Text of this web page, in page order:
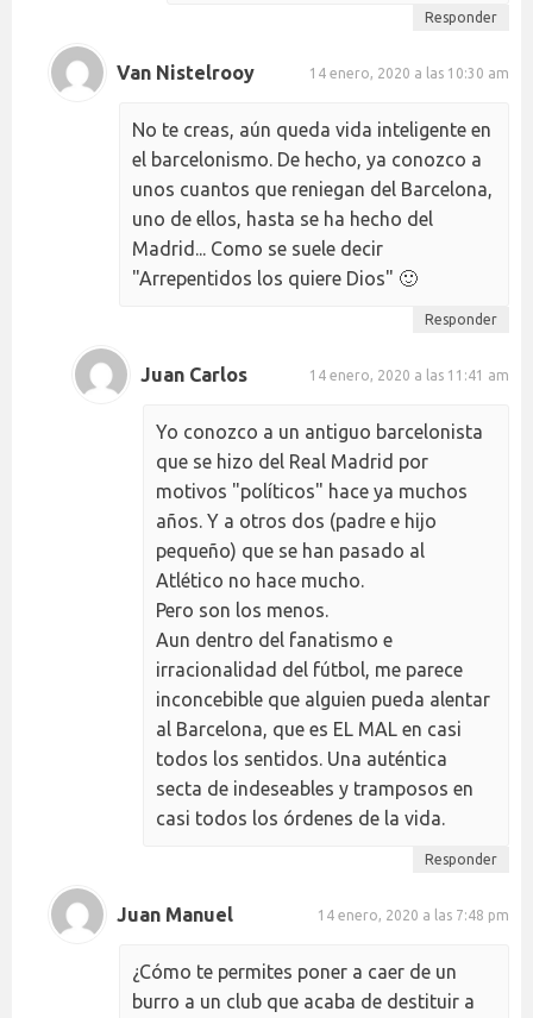
Responder
Van Nistelrooy 14 enero, 2020 a las 10:30 am
No te creas, aún queda vida inteligente en
el barcelonismo. De hecho, ya conozco a
unos cuantos que reniegan del Barcelona,
uno de ellos, hasta se ha hecho del
Madrid... Como se suele decir
"Arrepentidos los quiere Dios" 🙂
Responder
Juan Carlos 14 enero, 2020 a las 11:41 am
Yo conozco a un antiguo barcelonista
que se hizo del Real Madrid por
motivos "políticos" hace ya muchos
años. Y a otros dos (padre e hijo
pequeño) que se han pasado al
Atlético no hace mucho.
Pero son los menos.
Aun dentro del fanatismo e
irracionalidad del fútbol, me parece
inconcebible que alguien pueda alentar
al Barcelona, que es EL MAL en casi
todos los sentidos. Una auténtica
secta de indeseables y tramposos en
casi todos los órdenes de la vida.
Responder
Juan Manuel 14 enero, 2020 a las 7:48 pm
¿Cómo te permites poner a caer de un
burro a un club que acaba de destituir a